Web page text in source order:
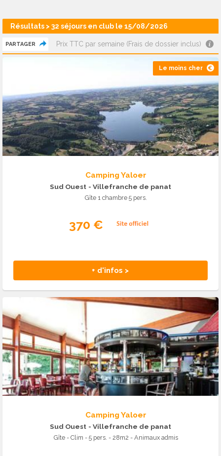
Résultats > 32 séjours en club le 15/08/2026
PARTAGER Prix TTC par semaine (Frais de dossier inclus)
Le moins cher
Camping Yaloer
Sud Ouest - Villefranche de panat
Gîte 1 chambre 5 pers.
370 €
+ d'infos >
Camping Yaloer
Sud Ouest - Villefranche de panat
Gîte - Clim - 5 pers. - 28m2 - Animaux admis